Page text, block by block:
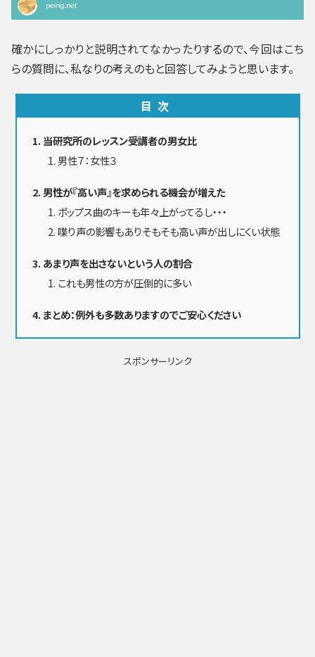
確かにしっかりと説明されてなかったりするので、今回はこち
らの質問に、私なりの考えのもと回答してみようと思います。
目次
当研究所のレッスン受講者の男女比
男性７：女性３
男性が『高い声』を求められる機会が増えた
ポップス曲のキーも年々上がってるし・・・
喋り声の影響もありそもそも高い声が出しにくい状態
あまり声を出さないという人の割合
これも男性の方が圧倒的に多い
まとめ：例外も多数ありますのでご安心ください
スポンサーリンク